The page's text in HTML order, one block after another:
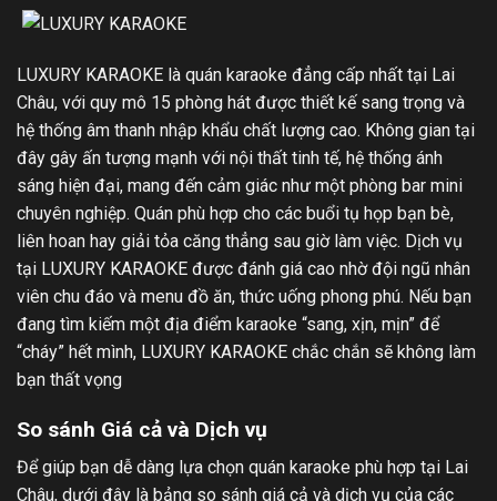
LUXURY KARAOKE là quán karaoke đẳng cấp nhất tại Lai
Châu, với quy mô 15 phòng hát được thiết kế sang trọng và
hệ thống âm thanh nhập khẩu chất lượng cao. Không gian tại
đây gây ấn tượng mạnh với nội thất tinh tế, hệ thống ánh
sáng hiện đại, mang đến cảm giác như một phòng bar mini
chuyên nghiệp. Quán phù hợp cho các buổi tụ họp bạn bè,
liên hoan hay giải tỏa căng thẳng sau giờ làm việc. Dịch vụ
tại LUXURY KARAOKE được đánh giá cao nhờ đội ngũ nhân
viên chu đáo và menu đồ ăn, thức uống phong phú. Nếu bạn
đang tìm kiếm một địa điểm karaoke “sang, xịn, mịn” để
“cháy” hết mình, LUXURY KARAOKE chắc chắn sẽ không làm
bạn thất vọng
So sánh Giá cả và Dịch vụ
Để giúp bạn dễ dàng lựa chọn quán karaoke phù hợp tại Lai
Châu, dưới đây là bảng so sánh giá cả và dịch vụ của các